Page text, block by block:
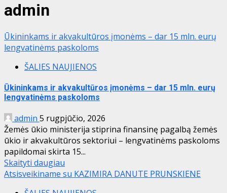
admin
Ūkininkams ir akvakultūros įmonėms – dar 15 mln. eurų
lengvatinėms paskoloms
ŠALIES NAUJIENOS
Ūkininkams ir akvakultūros įmonėms – dar 15 mln. eurų
lengvatinėms paskoloms
admin 5 rugpjūčio, 2026
Žemės ūkio ministerija stiprina finansinę pagalbą žemės
ūkio ir akvakultūros sektoriui – lengvatinėms paskoloms
papildomai skirta 15...
Skaityti daugiau
Atsisveikiname su KAZIMIRA DANUTE PRUNSKIENE